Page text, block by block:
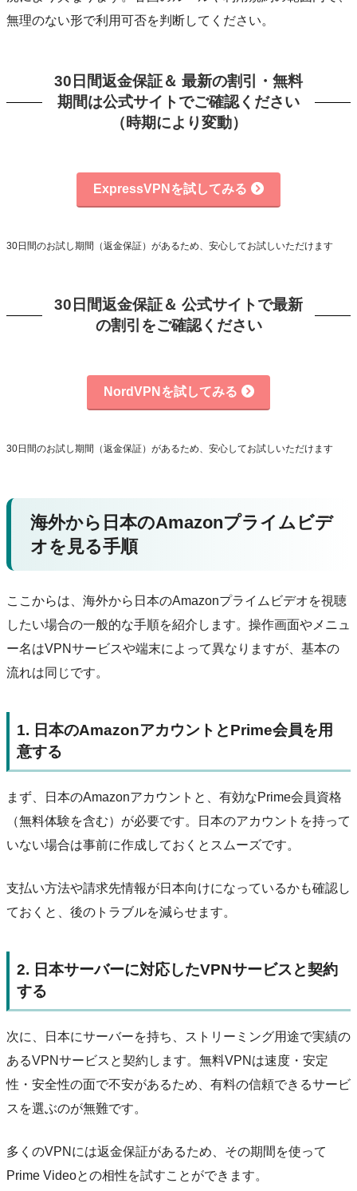
無理のない形で利用可否を判断してください。
30日間返金保証＆ 最新の割引・無料
期間は公式サイトでご確認ください
（時期により変動）
ExpressVPNを試してみる
30日間のお試し期間（返金保証）があるため、安心してお試しいただけます
30日間返金保証＆ 公式サイトで最新
の割引をご確認ください
NordVPNを試してみる
30日間のお試し期間（返金保証）があるため、安心してお試しいただけます
海外から日本のAmazonプライムビデ
オを見る手順
ここからは、海外から日本のAmazonプライムビデオを視聴
したい場合の一般的な手順を紹介します。操作画面やメニュ
ー名はVPNサービスや端末によって異なりますが、基本の
流れは同じです。
1. 日本のAmazonアカウントとPrime会員を用
意する
まず、日本のAmazonアカウントと、有効なPrime会員資格
（無料体験を含む）が必要です。日本のアカウントを持って
いない場合は事前に作成しておくとスムーズです。
支払い方法や請求先情報が日本向けになっているかも確認し
ておくと、後のトラブルを減らせます。
2. 日本サーバーに対応したVPNサービスと契約
する
次に、日本にサーバーを持ち、ストリーミング用途で実績の
あるVPNサービスと契約します。無料VPNは速度・安定
性・安全性の面で不安があるため、有料の信頼できるサービ
スを選ぶのが無難です。
多くのVPNには返金保証があるため、その期間を使って
Prime Videoとの相性を試すことができます。